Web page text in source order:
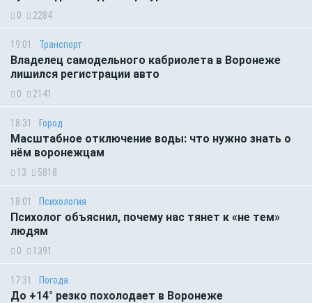
0 2284
19:01 Транспорт
Владелец самодельного кабриолета в Воронеже
лишился регистрации авто
0 2141
18:31 Город
Масштабное отключение воды: что нужно знать о
нём воронежцам
13 5818
18:01 Психология
Психолог объяснил, почему нас тянет к «не тем»
людям
0 1391
17:31 Погода
До +14° резко похолодает в Воронеже